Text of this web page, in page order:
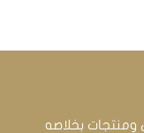
ومنتجات بخلاصه